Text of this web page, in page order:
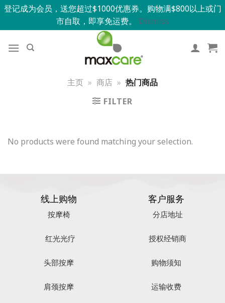
登记成为会员，送您超过$1000优惠券。购物满$800以上或门
市自取，即享免运费。 Dismiss
主页 » 商店 » 热门商品
FILTER
No products were found matching your selection.
线上购物
按摩椅
红光光疗
头部按摩
肩颈按摩
客户服务
分店地址
授权经销商
购物须知
运输收费